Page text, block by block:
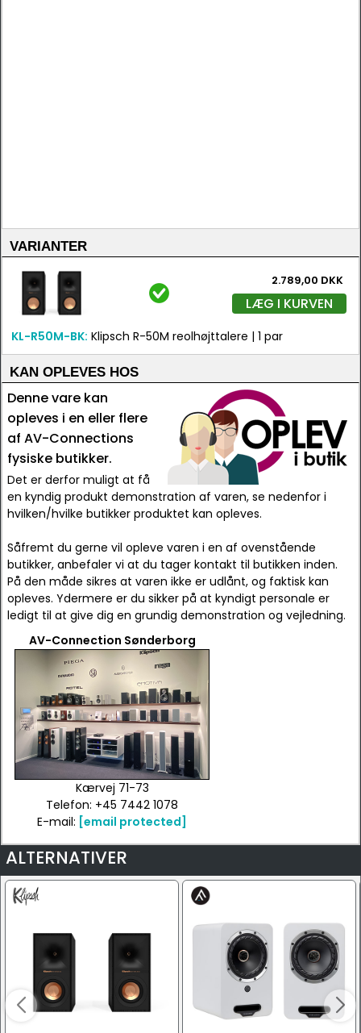
VARIANTER
2.789,00 DKK
LÆG I KURVEN
KL-R50M-BK: Klipsch R-50M reolhøjttalere | 1 par
KAN OPLEVES HOS
Denne vare kan
opleves i en eller flere
af AV-Connections
fysiske butikker.
Det er derfor muligt at få
en kyndig produkt demonstration af varen, se nedenfor i
hvilken/hvilke butikker produktet kan opleves.
Såfremt du gerne vil opleve varen i en af ovenstående
butikker, anbefaler vi at du tager kontakt til butikken inden.
På den måde sikres at varen ikke er udlånt, og faktisk kan
opleves. Ydermere er du sikker på at kyndigt personale er
ledigt til at give dig en grundig demonstration og vejledning.
AV-Connection Sønderborg
Kærvej 71-73
Telefon: +45 7442 1078
E-mail: [email protected]
ALTERNATIVER